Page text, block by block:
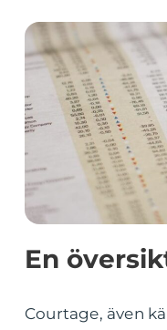
En
Courtage, även